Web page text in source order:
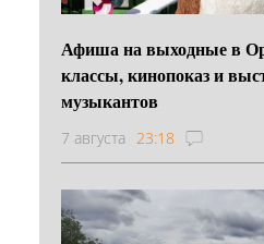
Афиша на выходные в
классы, кинопоказ и
музыкантов
7 августа 23:18